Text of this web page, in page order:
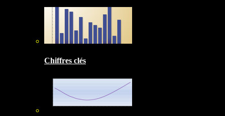
Chiffres clés